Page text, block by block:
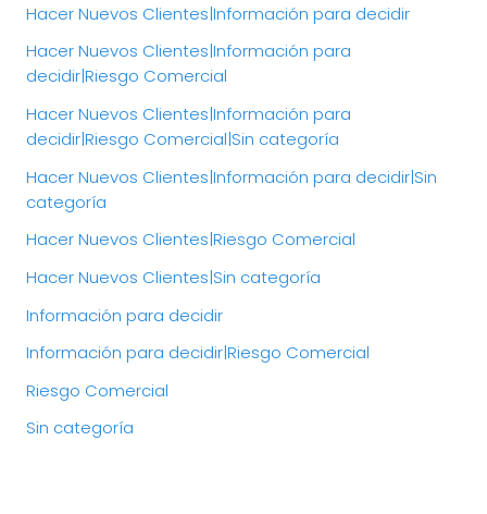
Hacer Nuevos Clientes|Información para decidir
Hacer Nuevos Clientes|Información para
decidir|Riesgo Comercial
Hacer Nuevos Clientes|Información para
decidir|Riesgo Comercial|Sin categoría
Hacer Nuevos Clientes|Información para decidir|Sin
categoría
Hacer Nuevos Clientes|Riesgo Comercial
Hacer Nuevos Clientes|Sin categoría
Información para decidir
Información para decidir|Riesgo Comercial
Riesgo Comercial
Sin categoría